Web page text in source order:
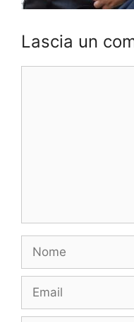
Lascia un